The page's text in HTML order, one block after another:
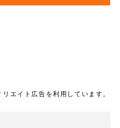
エイト広告を利用しています。